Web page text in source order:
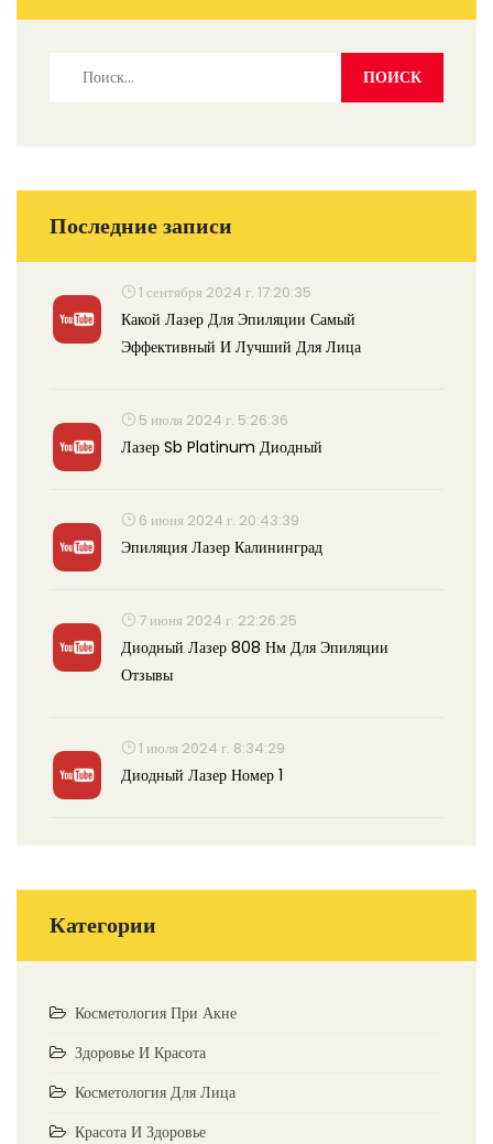
Последние записи
1 сентября 2024 г. 17:20:35
Какой Лазер Для Эпиляции Самый
Эффективный И Лучший Для Лица
5 июля 2024 г. 5:26:36
Лазер Sb Platinum Диодный
6 июня 2024 г. 20:43:39
Эпиляция Лазер Калининград
7 июня 2024 г. 22:26:25
Диодный Лазер 808 Нм Для Эпиляции
Отзывы
1 июля 2024 г. 8:34:29
Диодный Лазер Номер 1
Категории
Косметология При Акне
Здоровье И Красота
Косметология Для Лица
Красота И Здоровье